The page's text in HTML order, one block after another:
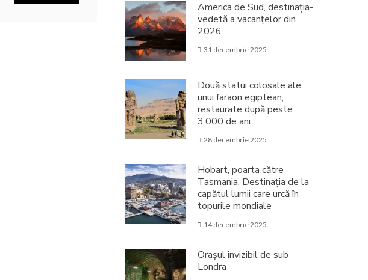
America de Sud, destinația-
vedetă a vacanțelor din
2026
31 decembrie 2025
Două statui colosale ale
unui faraon egiptean,
restaurate după peste
3.000 de ani
28 decembrie 2025
Hobart, poarta către
Tasmania. Destinația de la
capătul lumii care urcă în
topurile mondiale
14 decembrie 2025
Orașul invizibil de sub
Londra